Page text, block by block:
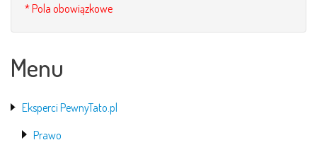
Menu
Eksperci PewnyTato.pl
Prawo